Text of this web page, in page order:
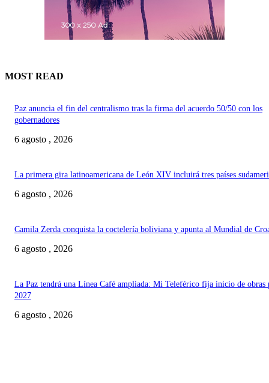
MOST READ
Paz anuncia el fin del centralismo tras la firma del acuerdo 50/50 con los
gobernadores
6 agosto , 2026
La primera gira latinoamericana de León XIV incluirá tres países
6 agosto , 2026
Camila Zerda conquista la coctelería boliviana y apunta al Mundial de
6 agosto , 2026
La Paz tendrá una Línea Café ampliada: Mi Teleférico fija inicio de obras
2027
6 agosto , 2026